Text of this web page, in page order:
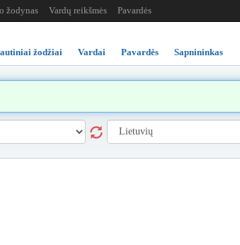
žodynas Vardų reikšmės Pavardės
žodžiai Vardai Pavardės Sapnininkas